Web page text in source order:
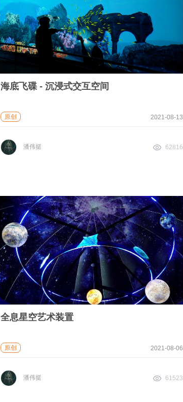
海底飞碟 - 沉浸式交互空间
原创 2021-08-13
潘伟挺 62816
全息星空艺术装置
原创 2021-08-06
潘伟挺 61523